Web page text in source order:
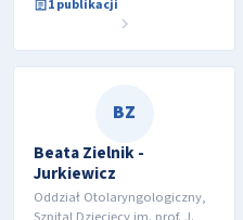
1 publikacji
BZ
Beata Zielnik -
Jurkiewicz
Oddział Otolaryngologiczny,